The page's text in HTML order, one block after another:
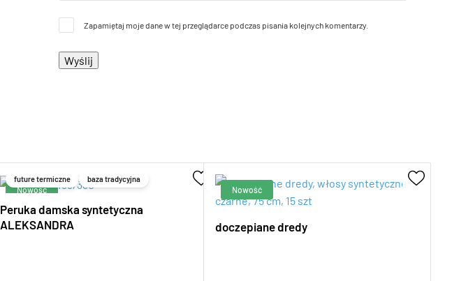
Zapamiętaj moje dane w tej przeglądarce podczas pisania kolejnych komentarzy.
future termiczne baza tradycyjna
Peruka damska syntetyczna
ALEKSANDRA
doczepiane dredy